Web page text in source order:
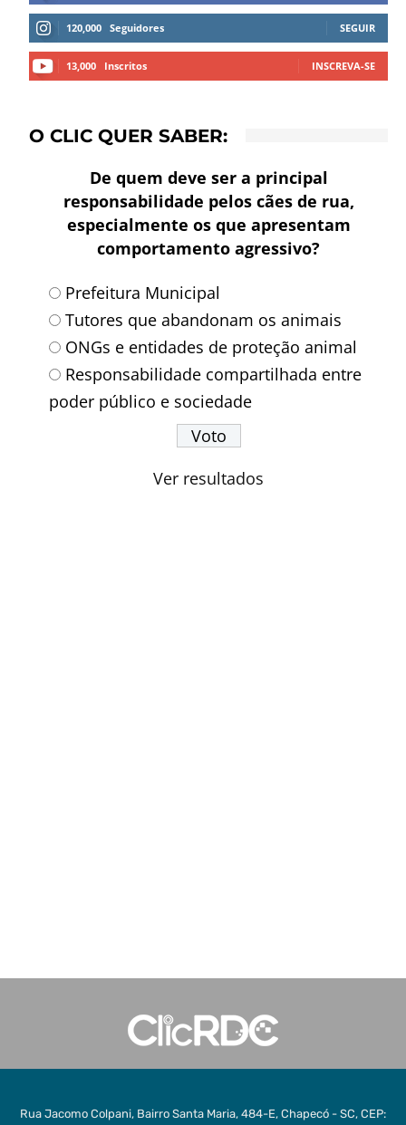
120,000 Seguidores SEGUIR
13,000 Inscritos INSCREVA-SE
O CLIC QUER SABER:
De quem deve ser a principal
responsabilidade pelos cães de rua,
especialmente os que apresentam
comportamento agressivo?
Prefeitura Municipal
Tutores que abandonam os animais
ONGs e entidades de proteção animal
Responsabilidade compartilhada entre
poder público e sociedade
Ver resultados
Rua Jacomo Colpani, Bairro Santa Maria, 484-E, Chapecó - SC, CEP: